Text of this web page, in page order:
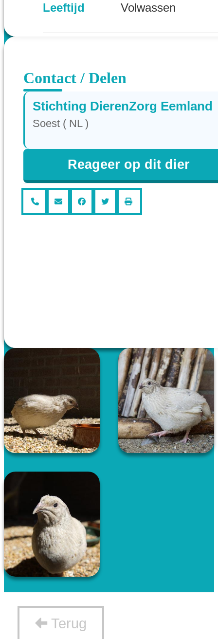
Leeftijd Volwassen
Contact / Delen
Stichting DierenZorg Eemland
Soest ( NL )
Reageer op dit dier
Terug